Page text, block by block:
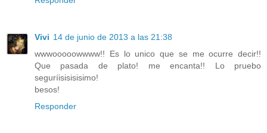
Vivi 14 de junio de 2013 a las 21:38
wwwooooowwww!! Es lo unico que se me ocurre decir!!
Que pasada de plato! me encanta!! Lo pruebo
seguríisisisisimo!
besos!
Responder